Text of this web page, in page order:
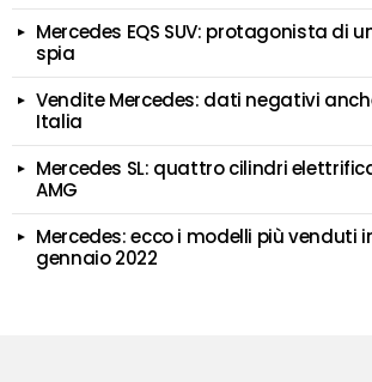
Mercedes EQS SUV: protagonista di
spia
Vendite Mercedes: dati negativi
Italia
Mercedes SL: quattro cilindri
AMG
Mercedes: ecco i modelli più venduti
gennaio 2022